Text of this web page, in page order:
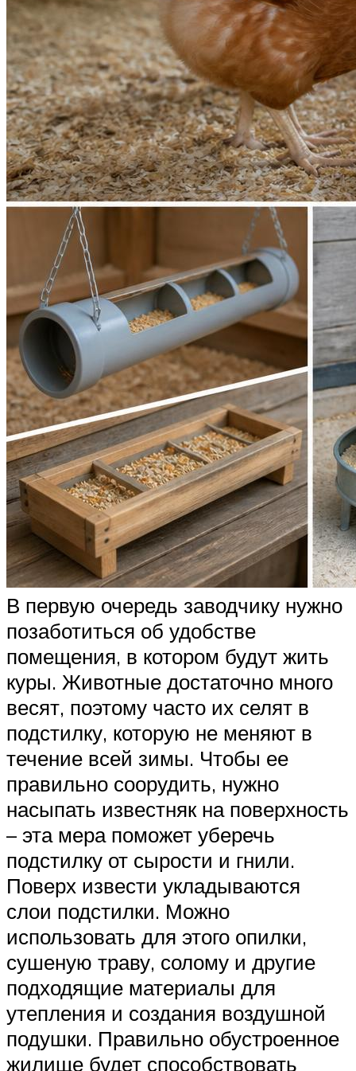
В первую очередь заводчику нужно
позаботиться об удобстве
помещения, в котором будут жить
куры. Животные достаточно много
весят, поэтому часто их селят в
подстилку, которую не меняют в
течение всей зимы. Чтобы ее
правильно соорудить, нужно
насыпать известняк на поверхность
– эта мера поможет уберечь
подстилку от сырости и гнили.
Поверх извести укладываются
слои подстилки. Можно
использовать для этого опилки,
сушеную траву, солому и другие
подходящие материалы для
утепления и создания воздушной
подушки. Правильно обустроенное
жилище будет способствовать